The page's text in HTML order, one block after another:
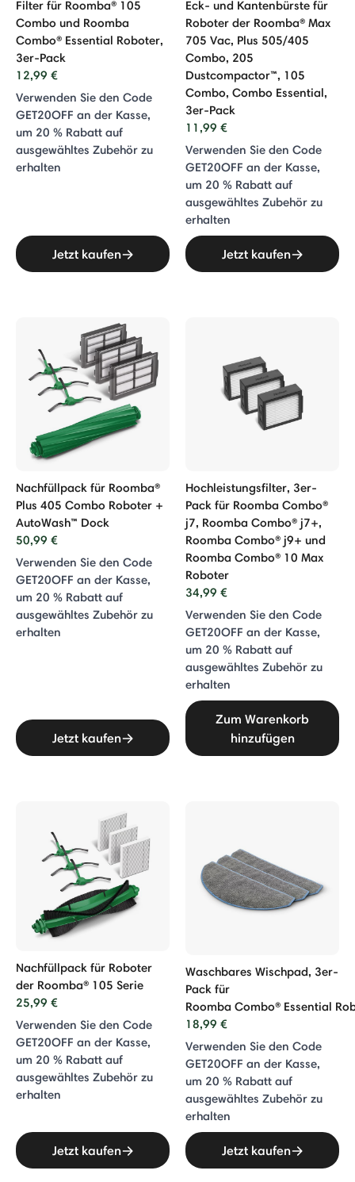
Filter für Roomba® 105
Combo und Roomba
Combo® Essential Roboter,
3er-Pack
12,99 €
Verwenden Sie den Code
GET20OFF an der Kasse,
um 20 % Rabatt auf
ausgewähltes Zubehör zu
erhalten
Jetzt kaufen
Eck- und Kantenbürste für
Roboter der Roomba® Max
705 Vac, Plus 505/405
Combo, 205
Dustcompactor™, 105
Combo, Combo Essential,
3er-Pack
11,99 €
Verwenden Sie den Code
GET20OFF an der Kasse,
um 20 % Rabatt auf
ausgewähltes Zubehör zu
erhalten
Jetzt kaufen
Nachfüllpack für Roomba®
Plus 405 Combo Roboter +
AutoWash™ Dock
50,99 €
Verwenden Sie den Code
GET20OFF an der Kasse,
um 20 % Rabatt auf
ausgewähltes Zubehör zu
erhalten
Jetzt kaufen
Hochleistungsfilter, 3er-
Pack für Roomba Combo®
j7, Roomba Combo® j7+,
Roomba Combo® j9+ und
Roomba Combo® 10 Max
Roboter
34,99 €
Verwenden Sie den Code
GET20OFF an der Kasse,
um 20 % Rabatt auf
ausgewähltes Zubehör zu
erhalten
Zum Warenkorb
hinzufügen
Nachfüllpack für Roboter
der Roomba® 105 Serie
25,99 €
Verwenden Sie den Code
GET20OFF an der Kasse,
um 20 % Rabatt auf
ausgewähltes Zubehör zu
erhalten
Jetzt kaufen
Waschbares Wischpad, 3er-
Pack für
Roomba Combo® Essential
18,99 €
Verwenden Sie den Code
GET20OFF an der Kasse,
um 20 % Rabatt auf
ausgewähltes Zubehör zu
erhalten
Jetzt kaufen